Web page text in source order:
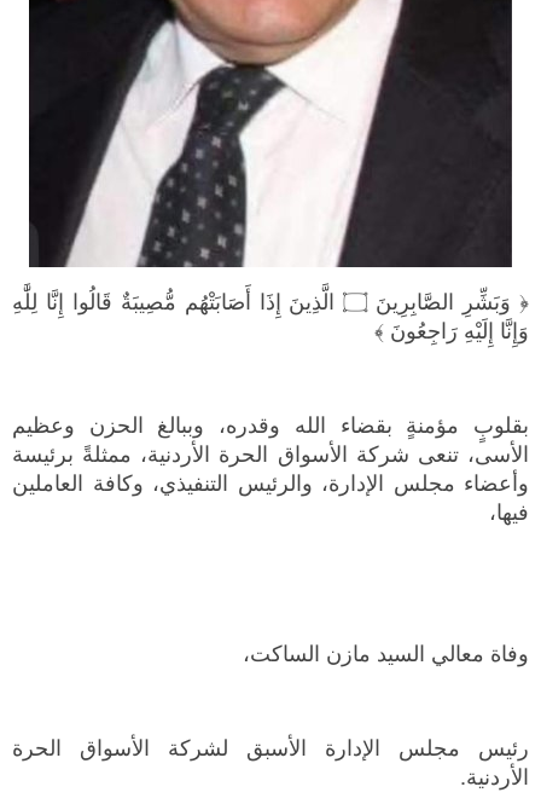
﴿ وَبَشِّرِ الصَّابِرِينَ ۝ الَّذِينَ إِذَا أَصَابَتْهُم مُّصِيبَةٌ قَالُوا إِنَّا لِلَّٰهِ
وَإِنَّا إِلَيْهِ رَاجِعُونَ ﴾
بقلوبٍ مؤمنةٍ بقضاء الله وقدره، وببالغ الحزن وعظيم
الأسى، تنعى شركة الأسواق الحرة الأردنية، ممثلةً برئيسة
وأعضاء مجلس الإدارة، والرئيس التنفيذي، وكافة العاملين
فيها،
وفاة معالي السيد مازن الساكت،
رئيس مجلس الإدارة الأسبق لشركة الأسواق الحرة
الأردنية.